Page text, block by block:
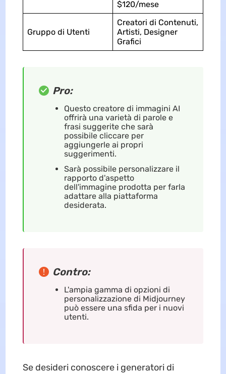
$120/mese
Gruppo di Utenti
Creatori di Contenuti,
Artisti, Designer
Grafici
Pro:
Questo creatore di immagini AI
offrirà una varietà di parole e
frasi suggerite che sarà
possibile cliccare per
aggiungerle ai propri
suggerimenti.
Sarà possibile personalizzare il
rapporto d'aspetto
dell'immagine prodotta per farla
adattare alla piattaforma
desiderata.
Contro:
L'ampia gamma di opzioni di
personalizzazione di Midjourney
può essere una sfida per i nuovi
utenti.
Se desideri conoscere i generatori di